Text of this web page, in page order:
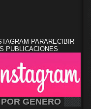
PARARECIBIR
PUBLICACIONES
GENERO